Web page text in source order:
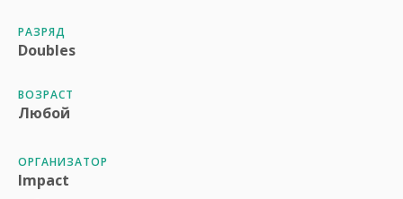
РАЗРЯД
Doubles
ВОЗРАСТ
Любой
ОРГАНИЗАТОР
Impact